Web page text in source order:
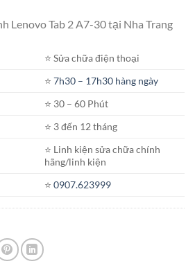
Lenovo Tab 2 A7-30 tại Nha Trang
⭐️ Sửa chữa điện thoại
⭐️7h30 – 17h30 hàng ngày
⭐️ 30 – 60 Phút
⭐️ 3 đến 12 tháng
⭐️ Linh kiện sửa chữa chính
hãng/linh kiện
⭐️0907.623999